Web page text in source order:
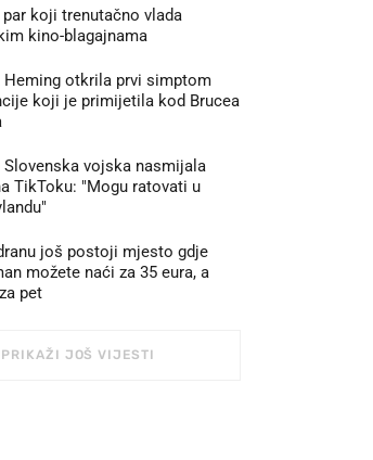
par koji trenutačno vlada
kino-blagajnama
Heming otkrila prvi simptom
koji je primijetila kod Brucea
Slovenska vojska nasmijala
TikToku: "Mogu ratovati u
još postoji mjesto gdje
možete naći za 35 eura, a
pet
PRIKAŽI JOŠ VIJESTI